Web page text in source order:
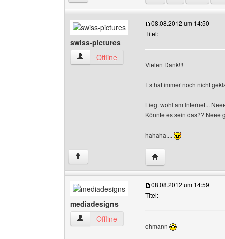
swiss-pictures
swiss-pictures Benutzer-Profile anzeigen
Offline
08.08.2012 um 14:50
Titel:
Vielen Dank!!!
Es hat immer noch nicht
Liegt wohl am Internet...
Könnte es sein das?? Neee
hahaha....
↑ Website dieses
mediadesigns
mediadesigns Benutzer-Profile anzeigen
Offline
08.08.2012 um 14:59
Titel:
ohmann